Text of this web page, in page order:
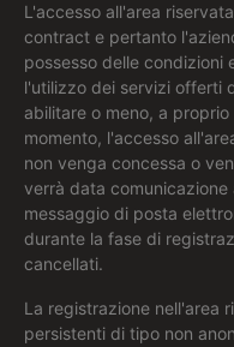
L'accesso all'area
contract e pertanto
possesso delle condizioni
l'utilizzo dei servizi offerti
abilitare o meno, a
momento, l'accesso
non venga concessa o
verrà data
messaggio di posta
durante la fase di
cancellati.
La registrazione nell'area
persistenti di tipo non